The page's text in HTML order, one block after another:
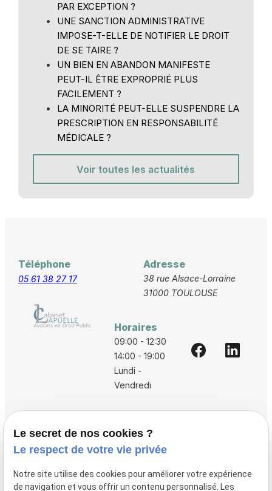
PAR EXCEPTION ?
UNE SANCTION ADMINISTRATIVE
IMPOSE-T-ELLE DE NOTIFIER LE DROIT
DE SE TAIRE ?
UN BIEN EN ABANDON MANIFESTE
PEUT-IL ÊTRE EXPROPRIÉ PLUS
FACILEMENT ?
LA MINORITÉ PEUT-ELLE SUSPENDRE LA
PRESCRIPTION EN RESPONSABILITÉ
MÉDICALE ?
Voir toutes les actualités
Téléphone
05 61 38 27 17
Adresse
38 rue Alsace-Lorraine
31000 TOULOUSE
Horaires
09:00 - 12:30
14:00 - 19:00
Lundi -
Vendredi
Vos avocats
Boutique
Le secret de nos cookies ?
Le respect de votre vie privée
Notre site utilise des cookies pour améliorer votre expérience
de navigation et vous offrir un contenu personnalisé. Les